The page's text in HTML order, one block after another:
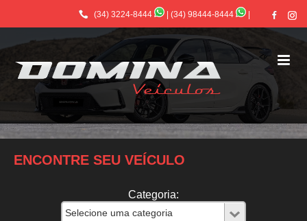
(34) 3224-8444 (34) 98444-8444
ENCONTRE SEU VEÍCULO
Categoria: